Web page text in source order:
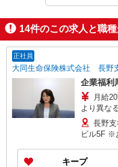
14件のこの求人と職
正社員
大同生命保険株式会社 長野
企業福利
月給
より異な
当 ※研修
長野
ビル5F ※お住まいや適性等を考慮の上、希望勤務
ホームペ
キープ